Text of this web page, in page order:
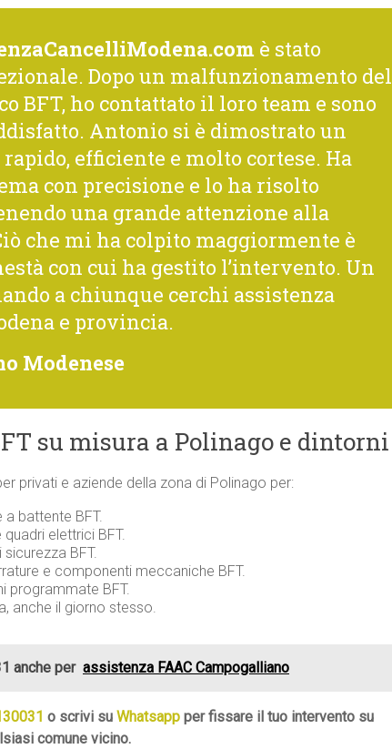
è stato
Dopo un malfunzionamento del
BFT, ho contattato il loro team e sono
Antonio si è dimostrato un
efficiente e molto cortese. Ha
con precisione e lo ha risolto
una grande attenzione alla
che mi ha colpito maggiormente è
con cui ha gestito l’intervento. Un
a chiunque cerchi assistenza
e provincia.
Modenese
su misura a Polinago e dintorni
privati e aziende della zona di Polinago per:
battente BFT.
elettrici BFT.
BFT.
e componenti meccaniche BFT.
programmate BFT.
anche il giorno stesso.
anche per assistenza FAAC Campogalliano
o scrivi su Whatsapp per fissare il tuo intervento su
comune vicino.